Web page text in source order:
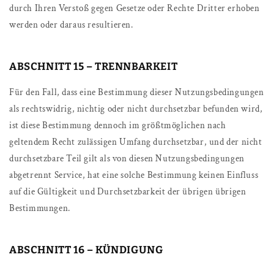
durch Ihren Verstoß gegen Gesetze oder Rechte Dritter erhoben
werden oder daraus resultieren.
ABSCHNITT 15 – TRENNBARKEIT
Für den Fall, dass eine Bestimmung dieser Nutzungsbedingungen
als rechtswidrig, nichtig oder nicht durchsetzbar befunden wird,
ist diese Bestimmung dennoch im größtmöglichen nach
geltendem Recht zulässigen Umfang durchsetzbar, und der nicht
durchsetzbare Teil gilt als von diesen Nutzungsbedingungen
abgetrennt Service, hat eine solche Bestimmung keinen Einfluss
auf die Gültigkeit und Durchsetzbarkeit der übrigen übrigen
Bestimmungen.
ABSCHNITT 16 – KÜNDIGUNG